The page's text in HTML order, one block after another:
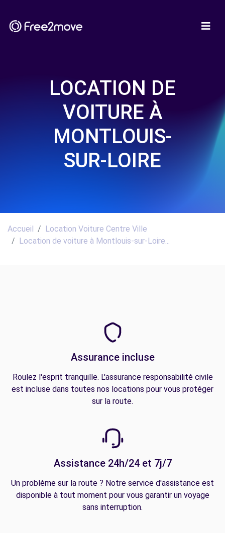
LOCATION DE
VOITURE À
MONTLOUIS-
SUR-LOIRE
Accueil
Location Voiture Centre Ville
Location de voiture à Montlouis-sur-Loire...
Assurance incluse
Roulez l'esprit tranquille. L'assurance responsabilité civile
est incluse dans toutes nos locations pour vous protéger
sur la route.
Assistance 24h/24 et 7j/7
Un problème sur la route ? Notre service d'assistance est
disponible à tout moment pour vous garantir un voyage
sans interruption.